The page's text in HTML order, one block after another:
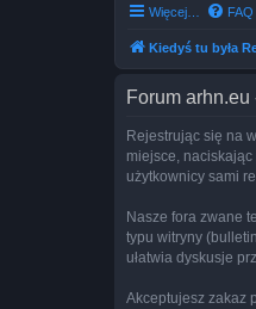
Więcej… FAQ
Kiedyś tu była
Forum
Rejestrując się na
miejsce,
użytkownicy sami
Nasze fora zwane
typu witryny
ułatwia dyskusje
Akceptujesz zakaz